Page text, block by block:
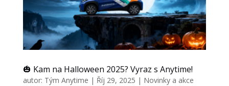
🎃 Kam na Halloween 2025? Vyraz s Anytime!
autor: Tým Anytime | Říj 29, 2025 | Novinky a akce